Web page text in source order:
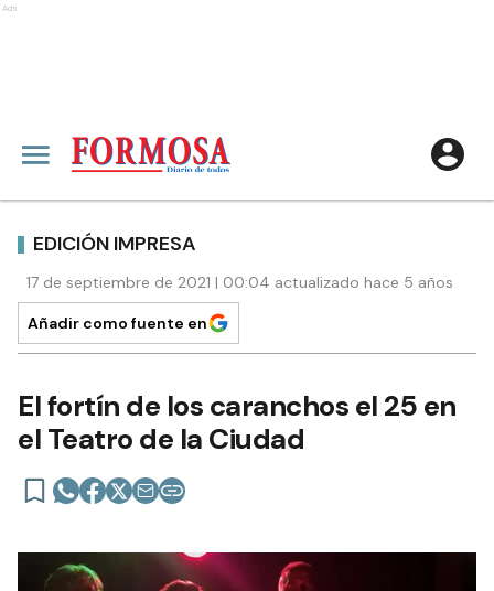
Ads
EDICIÓN IMPRESA
17 de septiembre de 2021 | 00:04 actualizado hace 5 años
Añadir como fuente en
El fortín de los caranchos el 25 en
el Teatro de la Ciudad